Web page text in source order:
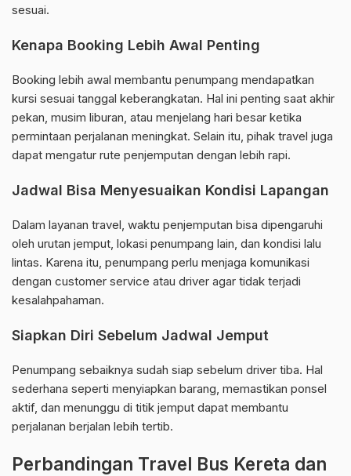
sesuai.
Kenapa Booking Lebih Awal Penting
Booking lebih awal membantu penumpang mendapatkan
kursi sesuai tanggal keberangkatan. Hal ini penting saat akhir
pekan, musim liburan, atau menjelang hari besar ketika
permintaan perjalanan meningkat. Selain itu, pihak travel juga
dapat mengatur rute penjemputan dengan lebih rapi.
Jadwal Bisa Menyesuaikan Kondisi Lapangan
Dalam layanan travel, waktu penjemputan bisa dipengaruhi
oleh urutan jemput, lokasi penumpang lain, dan kondisi lalu
lintas. Karena itu, penumpang perlu menjaga komunikasi
dengan customer service atau driver agar tidak terjadi
kesalahpahaman.
Siapkan Diri Sebelum Jadwal Jemput
Penumpang sebaiknya sudah siap sebelum driver tiba. Hal
sederhana seperti menyiapkan barang, memastikan ponsel
aktif, dan menunggu di titik jemput dapat membantu
perjalanan berjalan lebih tertib.
Perbandingan Travel Bus Kereta dan